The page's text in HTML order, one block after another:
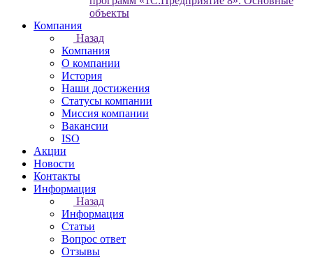
объекты
Компания
Назад
Компания
О компании
История
Наши достижения
Статусы компании
Миссия компании
Вакансии
ISO
Акции
Новости
Контакты
Информация
Назад
Информация
Статьи
Вопрос ответ
Отзывы